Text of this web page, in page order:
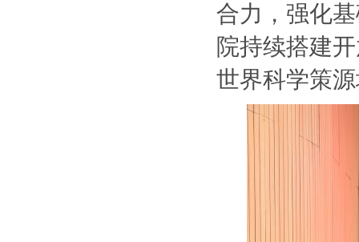
合力，强化
院持续搭建
世界科学策